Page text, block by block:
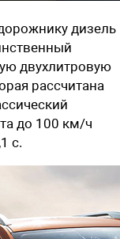
дизель
двухлитровую
рассчитана
до 100 км/ч
с.